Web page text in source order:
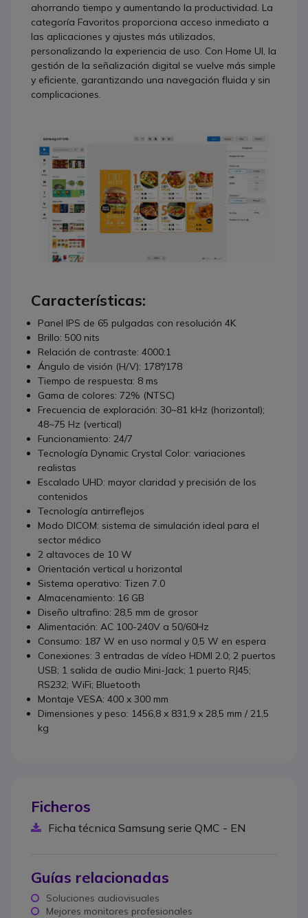
ahorrando tiempo y aumentando la productividad. La
categoría Favoritos proporciona acceso inmediato a
las aplicaciones y ajustes más utilizados,
personalizando la experiencia de uso. Con Home UI, la
gestión de la señalización digital se vuelve más simple
y eficiente, garantizando una navegación fluida y sin
complicaciones.
Características:
Panel IPS de 65 pulgadas con resolución 4K
Brillo: 500 nits
Relación de contraste: 4000:1
Ángulo de visión (H/V): 178°/178
Tiempo de respuesta: 8 ms
Gama de colores: 72% (NTSC)
Frecuencia de exploración: 30~81 kHz (horizontal);
48~75 Hz (vertical)
Funcionamiento: 24/7
Tecnología Dynamic Crystal Color: variaciones
realistas
Escalado UHD: mayor claridad y precisión de los
contenidos
Tecnología antirreflejos
Modo DICOM: sistema de simulación ideal para el
sector médico
2 altavoces de 10 W
Orientación vertical u horizontal
Sistema operativo: Tizen 7.0
Almacenamiento: 16 GB
Diseño ultrafino: 28,5 mm de grosor
Alimentación: AC 100-240V a 50/60Hz
Consumo: 187 W en uso normal y 0,5 W en espera
Conexiones: 3 entradas de vídeo HDMI 2.0; 2 puertos
USB; 1 salida de audio Mini-Jack; 1 puerto RJ45;
RS232; WiFi; Bluetooth
Montaje VESA: 400 x 300 mm
Dimensiones y peso: 1456,8 x 831,9 x 28,5 mm / 21,5
kg
Ficheros
Ficha técnica Samsung serie QMC - EN
Guías relacionadas
Soluciones audiovisuales
Mejores monitores profesionales